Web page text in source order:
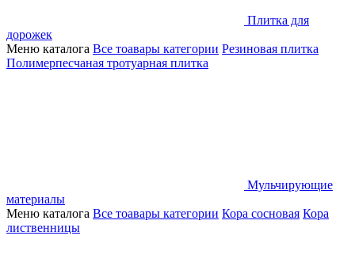
Плитка для
дорожек
Меню каталога Все тоавары категории Резиновая плитка
Полимерпесчаная тротуарная плитка
Мульчирующие
материалы
Меню каталога Все тоавары категории Кора сосновая Кора
лиственницы